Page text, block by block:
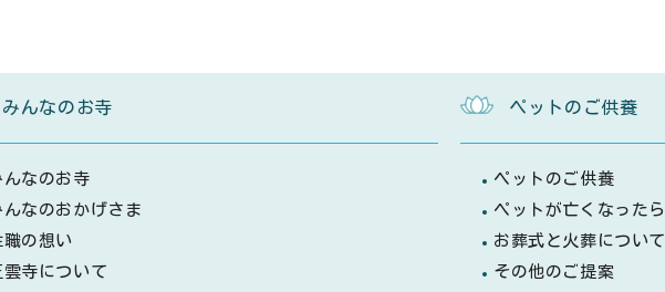
みんなのお寺
んなのお寺
んなのおかげさま
職の想い
雲寺について
ペットのご供養
ペットのご供養
ペットが亡くなったら
お葬式と火葬について
その他のご提案